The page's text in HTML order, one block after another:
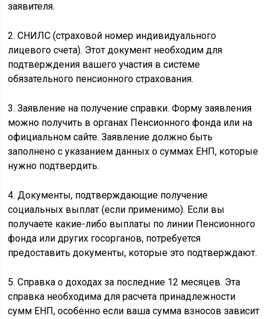
заявителя.
2. СНИЛС (страховой номер индивидуального
лицевого счета). Этот документ необходим для
подтверждения вашего участия в системе
обязательного пенсионного страхования.
3. Заявление на получение справки. Форму заявления
можно получить в органах Пенсионного фонда или на
официальном сайте. Заявление должно быть
заполнено с указанием данных о суммах ЕНП, которые
нужно подтвердить.
4. Документы, подтверждающие получение
социальных выплат (если применимо). Если вы
получаете какие-либо выплаты по линии Пенсионного
фонда или других госорганов, потребуется
предоставить документы, которые это подтверждают.
5. Справка о доходах за последние 12 месяцев. Эта
справка необходима для расчета принадлежности
сумм ЕНП, особенно если ваша сумма взносов зависит